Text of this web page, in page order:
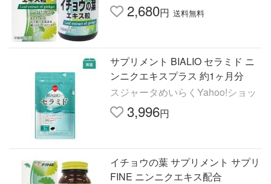
2,680円 送料無料
サプリメント BIALIO セラミド ニ
ンニクエキスプラス 約1ヶ月分
スジャータめいらくYahoo!ショッ
3,996円
イチョウの葉 サプリメント サプリ
FINE ニンニクエキス配合